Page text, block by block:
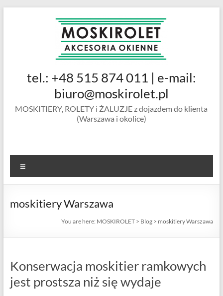
MOSKIROLET
siatki na
okienne |
ramkowe i
drzwiowe
tel.: +48 515 874 011 | e-mail:
biuro@moskirolet.pl
MOSKITIERY, ROLETY i ŻALUZJE z dojazdem do klienta
(Warszawa i okolice)
moskitiery Warszawa
You are here: MOSKIROLET > Blog > moskitiery Warszawa
Konserwacja moskitier ramkowych
jest prostsza niż się wydaje